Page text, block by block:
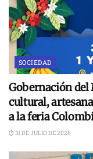
SOCIEDAD
Gobernación del
cultural,
a la feria
31 DE JULIO DE 2026